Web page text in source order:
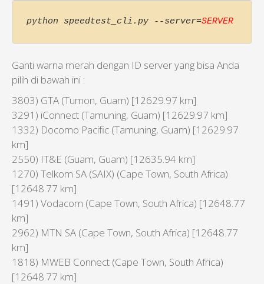
python speedtest_cli.py --server=SERVER
Ganti warna merah dengan ID server yang bisa Anda
pilih di bawah ini :
3803) GTA (Tumon, Guam) [12629.97 km]
3291) iConnect (Tamuning, Guam) [12629.97 km]
1332) Docomo Pacific (Tamuning, Guam) [12629.97
km]
2550) IT&E (Guam, Guam) [12635.94 km]
1270) Telkom SA (SAIX) (Cape Town, South Africa)
[12648.77 km]
1491) Vodacom (Cape Town, South Africa) [12648.77
km]
2962) MTN SA (Cape Town, South Africa) [12648.77
km]
1818) MWEB Connect (Cape Town, South Africa)
[12648.77 km]